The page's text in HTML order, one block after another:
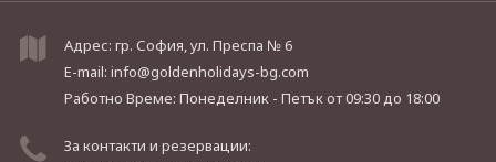
Адрес: гр. София, ул. Преспа № 6
E-mail: info@goldenholidays-bg.com
Работно Време: Понеделник - Петъкот 09:30 до 18:00
За контакти и резервации: